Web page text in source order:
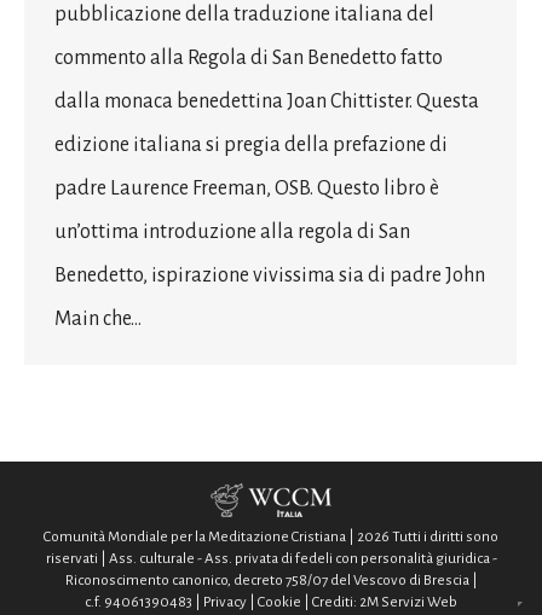
pubblicazione della traduzione italiana del
commento alla Regola di San Benedetto fatto
dalla monaca benedettina Joan Chittister. Questa
edizione italiana si pregia della prefazione di
padre Laurence Freeman, OSB. Questo libro è
un’ottima introduzione alla regola di San
Benedetto, ispirazione vivissima sia di padre John
Main che…
Comunità Mondiale per la Meditazione Cristiana | 2026 Tutti i diritti sono
riservati | Ass. culturale - Ass. privata di fedeli con personalità giuridica -
Riconoscimento canonico, decreto 758/07 del Vescovo di Brescia |
c.f. 94061390483 | Privacy Cookie | Crediti: 2M Servizi Web